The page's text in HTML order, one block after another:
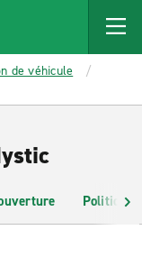
de véhicule
Politiques